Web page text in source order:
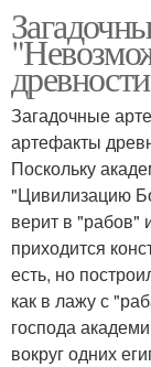
Загадочные
артефакты
Поскольку
"Цивилизацию
верит в "рабов"
приходится
есть, но
как в лажу с
господа
вокруг одних